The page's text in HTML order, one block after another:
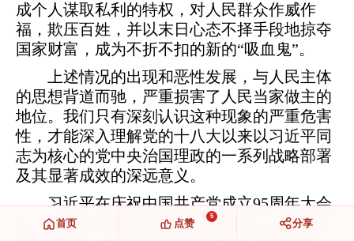
成个人谋取私利的特权，对人民群众作威作
福，欺压百姓，并以末日心态不择手段地掠夺
国家财富，成为不折不扣的新的“吸血鬼”。
上述情况的出现和恶性发展，与人民主体
的思想背道而驰，严重损害了人民当家做主的
地位。我们只有深刻认识这种现象的严重危害
性，才能深入理解党的十八大以来以习近平同
志为核心的党中央治国理政的一系列战略部署
及其显著成效的深远意义。
习近平在庆祝中国共产党成立95周年大会
上，语重心长地发出“坚持不忘初心，继续前
首页
5
点赞 分享